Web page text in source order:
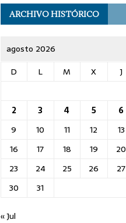
ARCHIVO HISTÓRICO
agosto 2026
D
L M X J
2
3 4 5 6
9
10 11 12 13
16
17 18 19 20
23
24 25 26 27
30
31
« Jul